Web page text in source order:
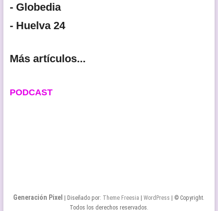
- Globedia
- Huelva 24
Más artículos...
PODCAST
Generación Pixel | Diseñado por: Theme Freesia |WordPress | © Copyright.
Todos los derechos reservados.